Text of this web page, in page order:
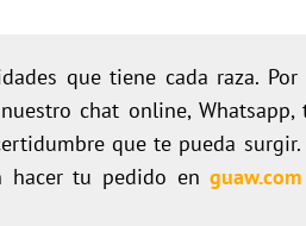
que tiene cada raza.
chat online,
que te pueda surgir.
hacer tu pedido enguaw.com